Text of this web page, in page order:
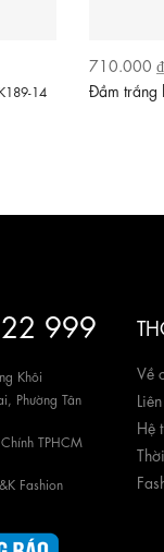
14
710.000 ₫
Đầm trắng
999
Khôi
Phường Tân
TPHCM
Fashion
Về
Hệ